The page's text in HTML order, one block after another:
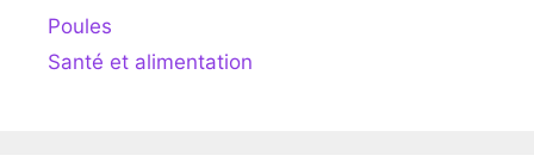
Poules
Santé et alimentation